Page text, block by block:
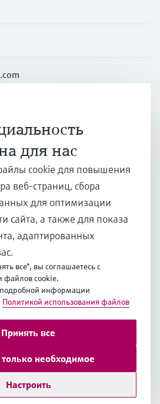
Group Services AG
Data Protection
Endress+Hauser International
для нас
cookie для повышения
веб-страниц, сбора
для оптимизации
сайта, а также для показа
адаптированных
все", вы соглашаетесь с
файлов cookie.
информации
Политикой использования файлов
Настроить
необходимое
Принять все